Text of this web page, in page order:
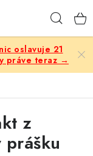
oslavuje 21
práve teraz →
z